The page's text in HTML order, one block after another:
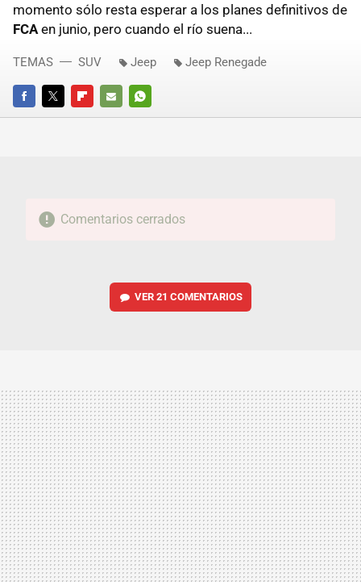
momento sólo resta esperar a los planes definitivos de
FCA en junio, pero cuando el río suena...
FACEBOOKTWITTERFLIPBOARD
E-
WHATSAPP
TEMAS SUV Jeep Jeep Renegade
Comentarios cerrados
VER 21 COMENTARIOS